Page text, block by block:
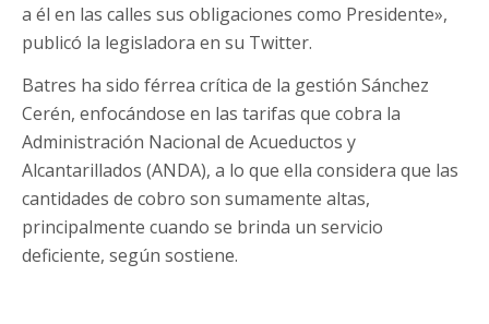
a él en las calles sus obligaciones como Presidente»,
publicó la legisladora en su Twitter.
Batres ha sido férrea crítica de la gestión Sánchez
Cerén, enfocándose en las tarifas que cobra la
Administración Nacional de Acueductos y
Alcantarillados (ANDA), a lo que ella considera que las
cantidades de cobro son sumamente altas,
principalmente cuando se brinda un servicio
deficiente, según sostiene.